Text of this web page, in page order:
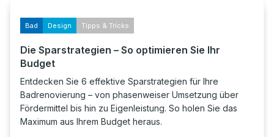
Bad Design Tipps & Tricks
Die Sparstrategien – So optimieren Sie Ihr
Budget
Entdecken Sie 6 effektive Sparstrategien für Ihre
Badrenovierung – von phasenweiser Umsetzung über
Fördermittel bis hin zu Eigenleistung. So holen Sie das
Maximum aus Ihrem Budget heraus.